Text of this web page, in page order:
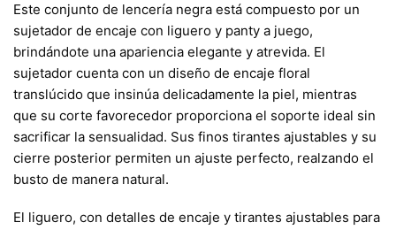
Este conjunto de lencería negra está compuesto por un
sujetador de encaje con liguero y panty a juego,
brindándote una apariencia elegante y atrevida. El
sujetador cuenta con un diseño de encaje floral
translúcido que insinúa delicadamente la piel, mientras
que su corte favorecedor proporciona el soporte ideal sin
sacrificar la sensualidad. Sus finos tirantes ajustables y su
cierre posterior permiten un ajuste perfecto, realzando el
busto de manera natural.
El liguero, con detalles de encaje y tirantes ajustables para